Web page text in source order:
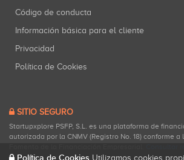
Código de conducta
Información básica para el cliente
Privacidad
Política de Cookies
SITIO SEGURO
Startupxplore PSFP, S.L. es una plataforma de
autorizada por la CNMV (Registro No. 18) conforme a
Política de Cookies Utilizamos cookies